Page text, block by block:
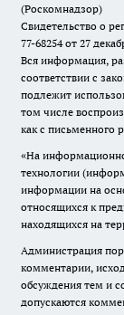
(Роскомнадзор)
Свидетельство о
77-68254 от 27
Вся информация,
соответствии с
подлежит
том числе
как с письменного
«На
технологии
информации на
относящихся к
находящихся на
Администрация
комментарии,
обсуждения тем и
допускаются